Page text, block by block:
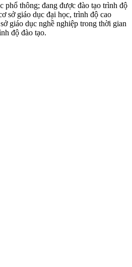
phổ thông; đang được đào tạo trình độ
sở giáo dục đại học, trình độ cao
giáo dục nghề nghiệp trong thời gian
độ đào tạo.